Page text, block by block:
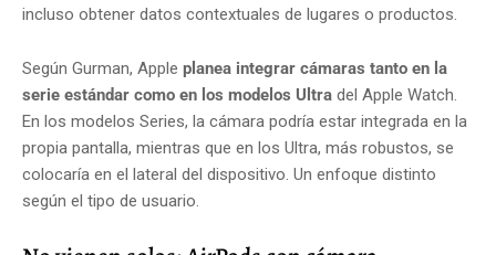
incluso obtener datos contextuales de lugares o productos.
Según Gurman, Apple planea integrar cámaras tanto en la
serie estándar como en los modelos Ultra del Apple Watch.
En los modelos Series, la cámara podría estar integrada en la
propia pantalla, mientras que en los Ultra, más robustos, se
colocaría en el lateral del dispositivo. Un enfoque distinto
según el tipo de usuario.